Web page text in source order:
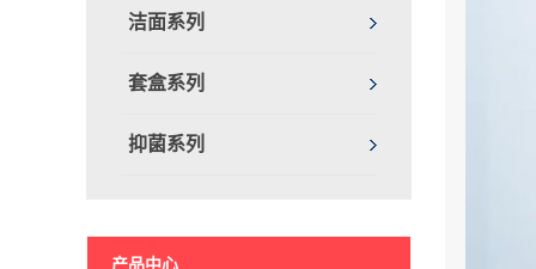
洁面系列
套盒系列
抑菌系列
产品中心